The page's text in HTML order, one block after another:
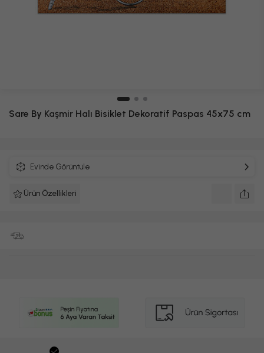
Sare By Kaşmir Halı Bisiklet Dekoratif Paspas 45x75 cm
Evinde Görüntüle
Ürün Özellikleri